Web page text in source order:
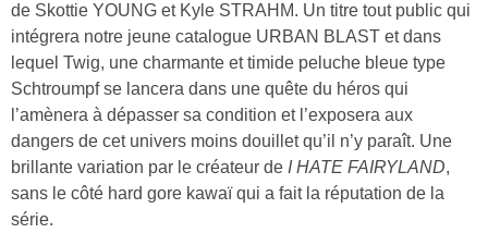
de Skottie YOUNG et Kyle STRAHM. Un titre tout public qui
intégrera notre jeune catalogue URBAN BLAST et dans
lequel Twig, une charmante et timide peluche bleue type
Schtroumpf se lancera dans une quête du héros qui
l’amènera à dépasser sa condition et l’exposera aux
dangers de cet univers moins douillet qu’il n’y paraît. Une
brillante variation par le créateur de I HATE FAIRYLAND,
sans le côté hard gore kawaï qui a fait la réputation de la
série.